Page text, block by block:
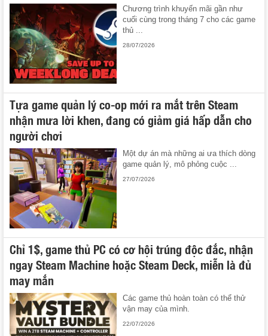
Chương trình khuyến mãi gần như
cuối cùng trong tháng 7 cho các game
thủ ...
28/07/2026
Tựa game quản lý co-op mới ra mắt trên Steam
nhận mưa lời khen, đang có giảm giá hấp dẫn cho
người chơi
Một dự án mà những ai ưa thích dòng
game quản lý, mô phỏng cuộc ...
27/07/2026
Chỉ 1$, game thủ PC có cơ hội trúng độc đắc, nhận
ngay Steam Machine hoặc Steam Deck, miễn là đủ
may mắn
Các game thủ hoàn toàn có thể thử
vận may của mình.
22/07/2026